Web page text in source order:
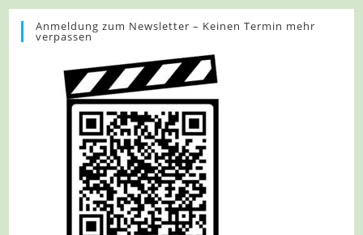
Anmeldung zum Newsletter – Keinen Termin mehr
verpassen